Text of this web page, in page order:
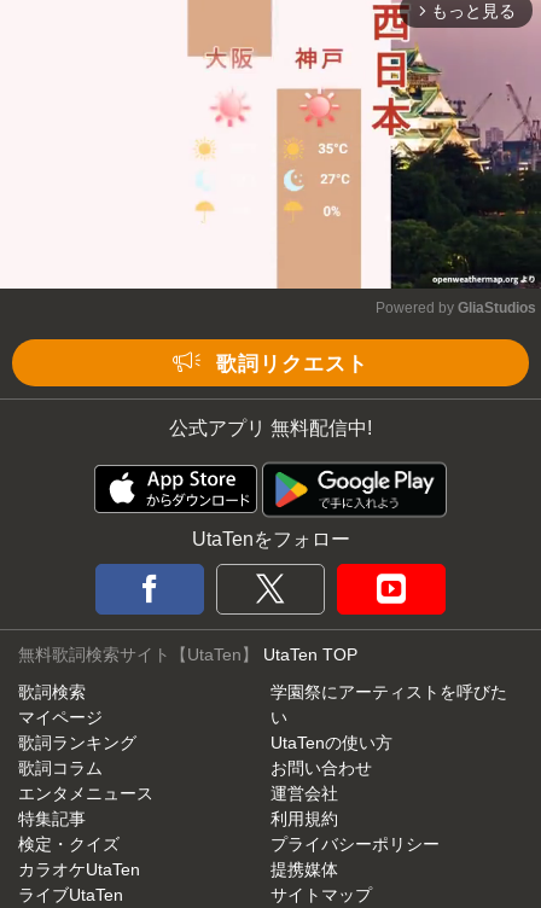
arrow_forward_ios もっと見る
Powered by GliaStudios
歌詞リクエスト
公式アプリ 無料配信中!
UtaTenをフォロー
無料歌詞検索サイト【UtaTen】 UtaTen TOP
歌詞検索
マイページ
歌詞ランキング
歌詞コラム
エンタメニュース
特集記事
検定・クイズ
カラオケUtaTen
ライブUtaTen
学園祭にアーティストを呼びた
い
UtaTenの使い方
お問い合わせ
運営会社
利用規約
プライバシーポリシー
提携媒体
サイトマップ